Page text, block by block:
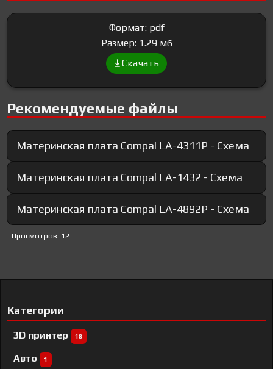
Формат: pdf
Размер: 1.29 мб
Скачать
Рекомендуемые файлы
Материнская плата Compal LA-4311P - Схема
Материнская плата Compal LA-1432 - Схема
Материнская плата Compal LA-4892P - Схема
Просмотров: 12
Категории
3D принтер 18
Авто 1